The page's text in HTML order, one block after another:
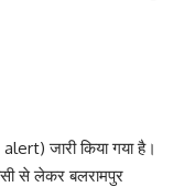
जारी किया गया है।
से लेकर बलरामपुर